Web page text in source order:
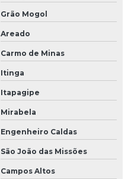
Grão Mogol
Areado
Carmo de Minas
Itinga
Itapagipe
Mirabela
Engenheiro Caldas
São João das Missões
Campos Altos